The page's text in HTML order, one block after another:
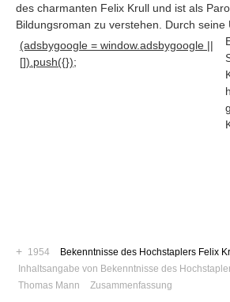
Foren
Suchen
Kontaktieren
des charmanten Felix Krull und ist als
Bildungsroman zu verstehen
(adsbygoogle = window.adsbygoogle ||
[]).push({});
. Durch
+ 1954 Bekenntnisse des Hochstaplers Felix
Inhaltsangabe von Bekenntnisse des
Thomas Mann
Zusammenfassung